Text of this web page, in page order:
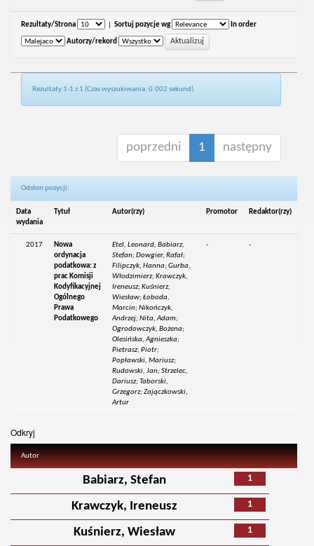
Rezultaty/Strona Sortuj pozycje wg In order
Autorzy/rekord
Rezultaty 1-1 z 1 (Czas wyszukiwania: 0.002 sekund).
poprzedni 1 następny
Odsłon pozycji:
Data
wydania
Tytuł Autor(rzy) Promotor Redaktor(rzy)
2017
Nowa
ordynacja
podatkowa: z
prac Komisji
Kodyfikacyjnej
Ogólnego
Prawa
Podatkowego
Etel, Leonard; Babiarz,
Stefan; Dowgier, Rafał;
Filipczyk, Hanna; Gurba,
Włodzimierz; Krawczyk,
Ireneusz; Kuśnierz,
Wiesław; Łoboda,
Marcin; Nikończyk,
Andrzej; Nita, Adam;
Ogrodowczyk, Bożena;
Olesińska, Agnieszka;
Pietrasz, Piotr;
Popławski, Mariusz;
Rudowski, Jan; Strzelec,
Dariusz; Taborski,
Grzegorz; Zajączkowski,
Artur
- -
Odkryj
Autor
1
Babiarz, Stefan
1
Krawczyk, Ireneusz
1
Kuśnierz, Wiesław